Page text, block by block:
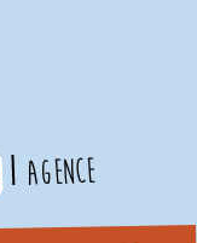
agence